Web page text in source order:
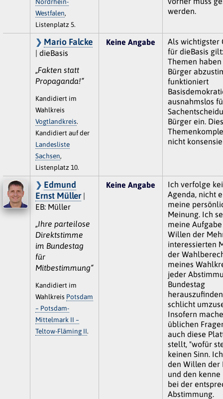
Westfalen,
Listenplatz 5.
werden.
Mario Falcke
| dieBasis
„Fakten statt
Propaganda!“
Kandidiert im
Wahlkreis
Vogtlandkreis.
Kandidiert auf der
Landesliste
Sachsen,
Listenplatz 10.
Keine Angabe
Als wichtigster
für dieBasis
Themen
Bürger
funktioniert
ausnahmslos
Bürger ein.
nicht
Edmund
Ernst Müller|
EB: Müller
„Ihre parteilose
Direktstimme
im Bundestag
für
Mitbestimmung“
Kandidiert im
Wahlkreis Potsdam
– Potsdam-
Mittelmark II –
Teltow-Fläming II.
Keine Angabe
Ich verfolge
Agenda, nicht
meine
Meinung. Ich
meine
Willen der
interessierten
der
meines
jeder
Bundestag
schlicht
Insofern
üblichen
auch diese
stellt, "wofür
keinen Sinn.
den Willen der
und den kenne
bei der
Abstimmung.